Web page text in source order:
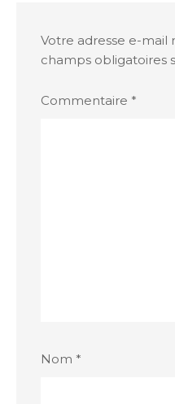
Votre adresse e-mail
champs obligatoires
Commentaire *
Nom *